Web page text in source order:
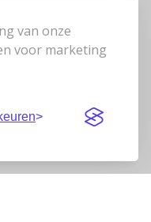
van onze
voor marketing